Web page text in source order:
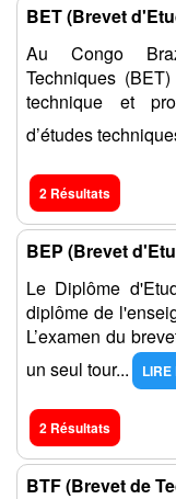
BET (Brevet
Au Congo
Techniques
technique et
d’études
2 Résultats
BEP (Brevet
Le Diplôme
diplôme de
L’examen du
un seul tour...
LIRE
2 Résultats
BTF (Brevet de